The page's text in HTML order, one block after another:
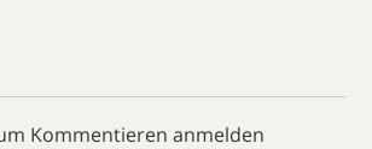
Kommentieren anmelden